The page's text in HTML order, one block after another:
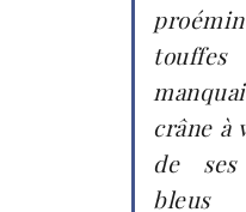
crâne à
de